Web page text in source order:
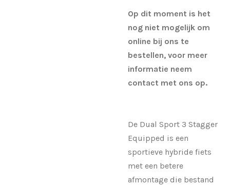
Op dit moment is het
nog niet mogelijk om
online bij ons te
bestellen, voor meer
informatie neem
contact met ons op.
De Dual Sport 3 Stagger
Equipped is een
sportieve hybride fiets
met een betere
afmontage die bestand